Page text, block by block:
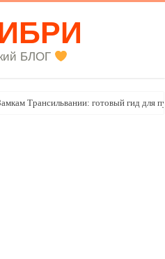
БЛОГ
Трансильвании: готовый гид для